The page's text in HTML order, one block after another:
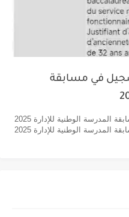
في مسابقة
إعلان توظيف: فتح باب التسجيل في مسابقة المدرسة الوطنية للإدارة 2025
إعلان توظيف: فتح باب التسجيل في مسابقة المدرسة الوطنية للإدارة 2025